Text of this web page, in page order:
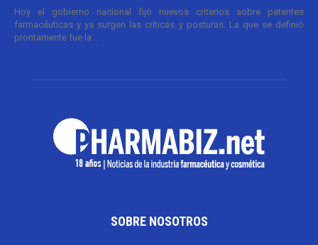
Hoy el gobierno nacional fijó nuevos criterios sobre patentes
farmacéuticas y ya surgen las críticas y posturas. La que se definió
prontamente fue la...
SOBRE NOSOTROS